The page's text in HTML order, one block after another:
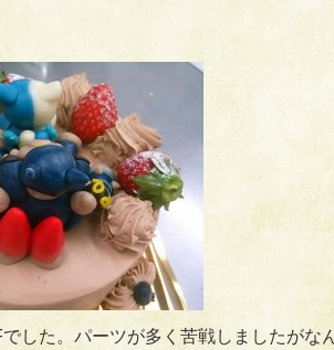
した。パーツが多く苦戦しましたがな